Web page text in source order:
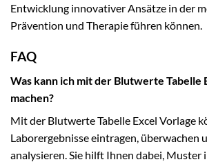
Entwicklung innovativer Ansätze in der
Prävention und Therapie führen können.
FAQ
Was kann ich mit der Blutwerte Tabelle
machen?
Mit der Blutwerte Tabelle Excel Vorlage
Laborergebnisse eintragen, überwachen
analysieren. Sie hilft Ihnen dabei, Muster